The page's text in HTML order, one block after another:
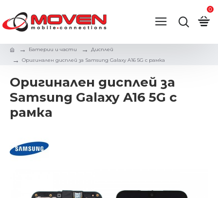
0
Батерии и части
Дисплей
Оригинален дисплей за Samsung Galaxy A16 5G с рамка
Оригинален дисплей за
Samsung Galaxy A16 5G с
рамка